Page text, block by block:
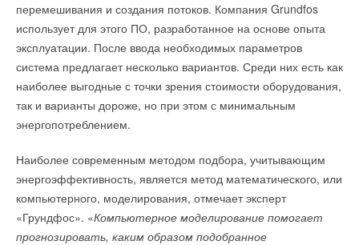
перемешивания и создания потоков. Компания Grundfos
использует для этого ПО, разработанное на основе опыта
эксплуатации. После ввода необходимых параметров
система предлагает несколько вариантов. Среди них есть как
наиболее выгодные с точки зрения стоимости оборудования,
так и варианты дороже, но при этом с минимальным
энергопотреблением.
Наиболее современным методом подбора, учитывающим
энергоэффективность, является метод математического, или
компьютерного, моделирования, отмечает эксперт
«Грундфос». «Компьютерное моделирование помогает
прогнозировать, каким образом подобранное
НОВОСТИ СОК 24 ДЕКАБРЯ 2018
→ Обмен опытом: Techno и Ebm-papst
НОВОСТИ СОК 21 НОЯБРЯ 2018
→
Гибридный тепловой насос PV/T с одним общим
испарителем
НОВОСТИ СОК 5 АВГУСТА 2026
→
Корпорация «Термекс» представила передовой опыт
роботизации участникам проекта «Промтуризм.РФ»
НОВОСТИ СОК 4 АВГУСТА 2026
→
Китайская Shenling представила линейку тепловых
→
Тепловые насосы в связке с солнечной генерацией и
накопителем снижают потребление на 60%
НОВОСТИ СОК 4 АВГУСТА 2026
→
«РУСКЛИМАТ Fest 2026» в Уфе собрал свыше 700
профи климатической отрасли
НОВОСТИ СОК 3 АВГУСТА 2026
→
Группа «Теплолюкс» открыла новую производственную